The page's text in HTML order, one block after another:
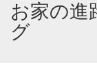
お家の進
グ